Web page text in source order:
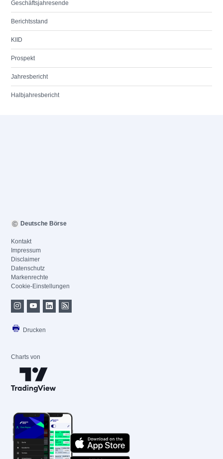
Geschäftsjahresende
Berichtsstand
KIID
Prospekt
Jahresbericht
Halbjahresbericht
Deutsche Börse
Kontakt
Impressum
Disclaimer
Datenschutz
Markenrechte
Cookie-Einstellungen
Drucken
Charts von